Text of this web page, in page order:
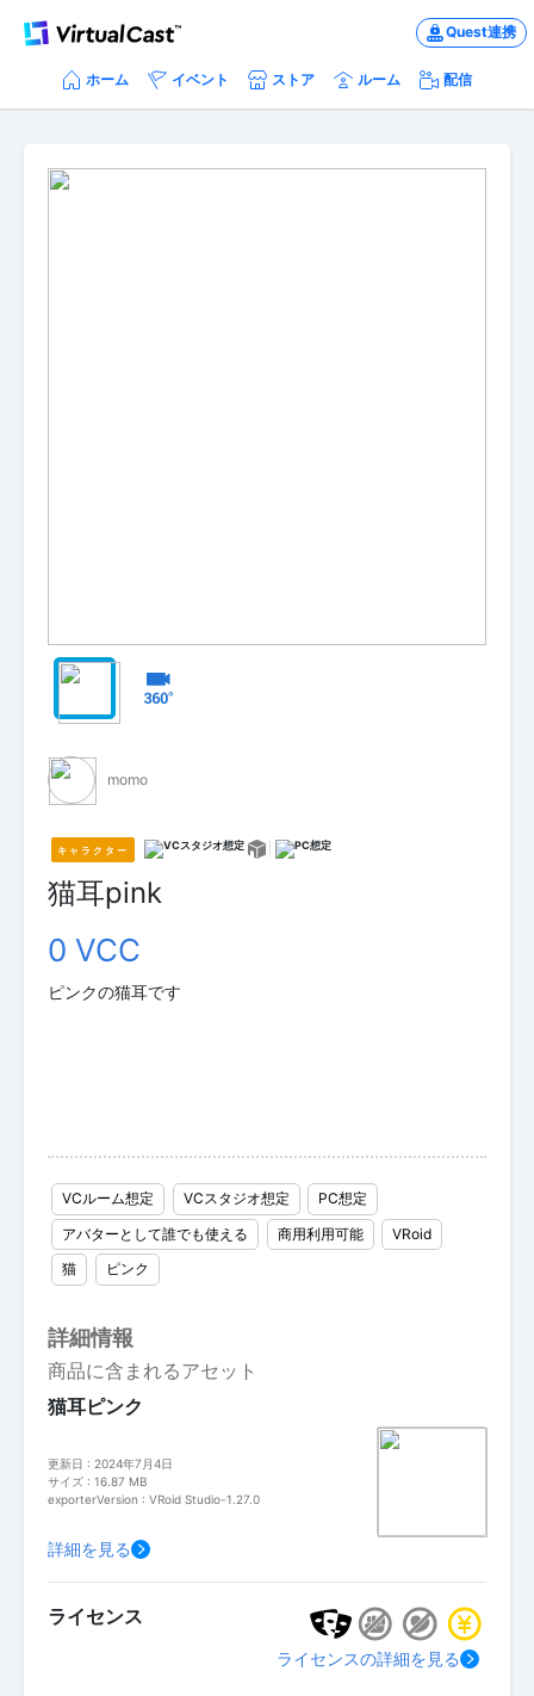
Quest連携
ホーム イベント ストア ルーム 配信
momo
キャラクター
猫耳pink
0 VCC
ピンクの猫耳です
VCルーム想定 VCスタジオ想定
PC想定
アバターとして誰でも使える
商用利用可能
VRoid
猫
ピンク
詳細情報
商品に含まれるアセット
猫耳ピンク
更新日 : 2024年7月4日
サイズ : 16.87 MB
exporterVersion : VRoid Studio-1.27.0
詳細を見る
ライセンス
ライセンスの詳細を見る